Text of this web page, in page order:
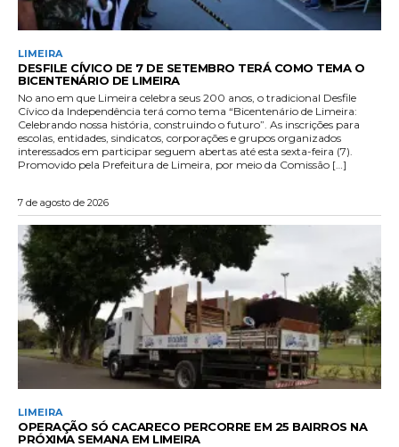
LIMEIRA
DESFILE CÍVICO DE 7 DE SETEMBRO TERÁ COMO TEMA O
BICENTENÁRIO DE LIMEIRA
No ano em que Limeira celebra seus 200 anos, o tradicional Desfile
Cívico da Independência terá como tema “Bicentenário de Limeira:
Celebrando nossa história, construindo o futuro”. As inscrições para
escolas, entidades, sindicatos, corporações e grupos organizados
interessados em participar seguem abertas até esta sexta-feira (7).
Promovido pela Prefeitura de Limeira, por meio da Comissão […]
7 de agosto de 2026
LIMEIRA
OPERAÇÃO SÓ CACARECO PERCORRE EM 25 BAIRROS NA
PRÓXIMA SEMANA EM LIMEIRA